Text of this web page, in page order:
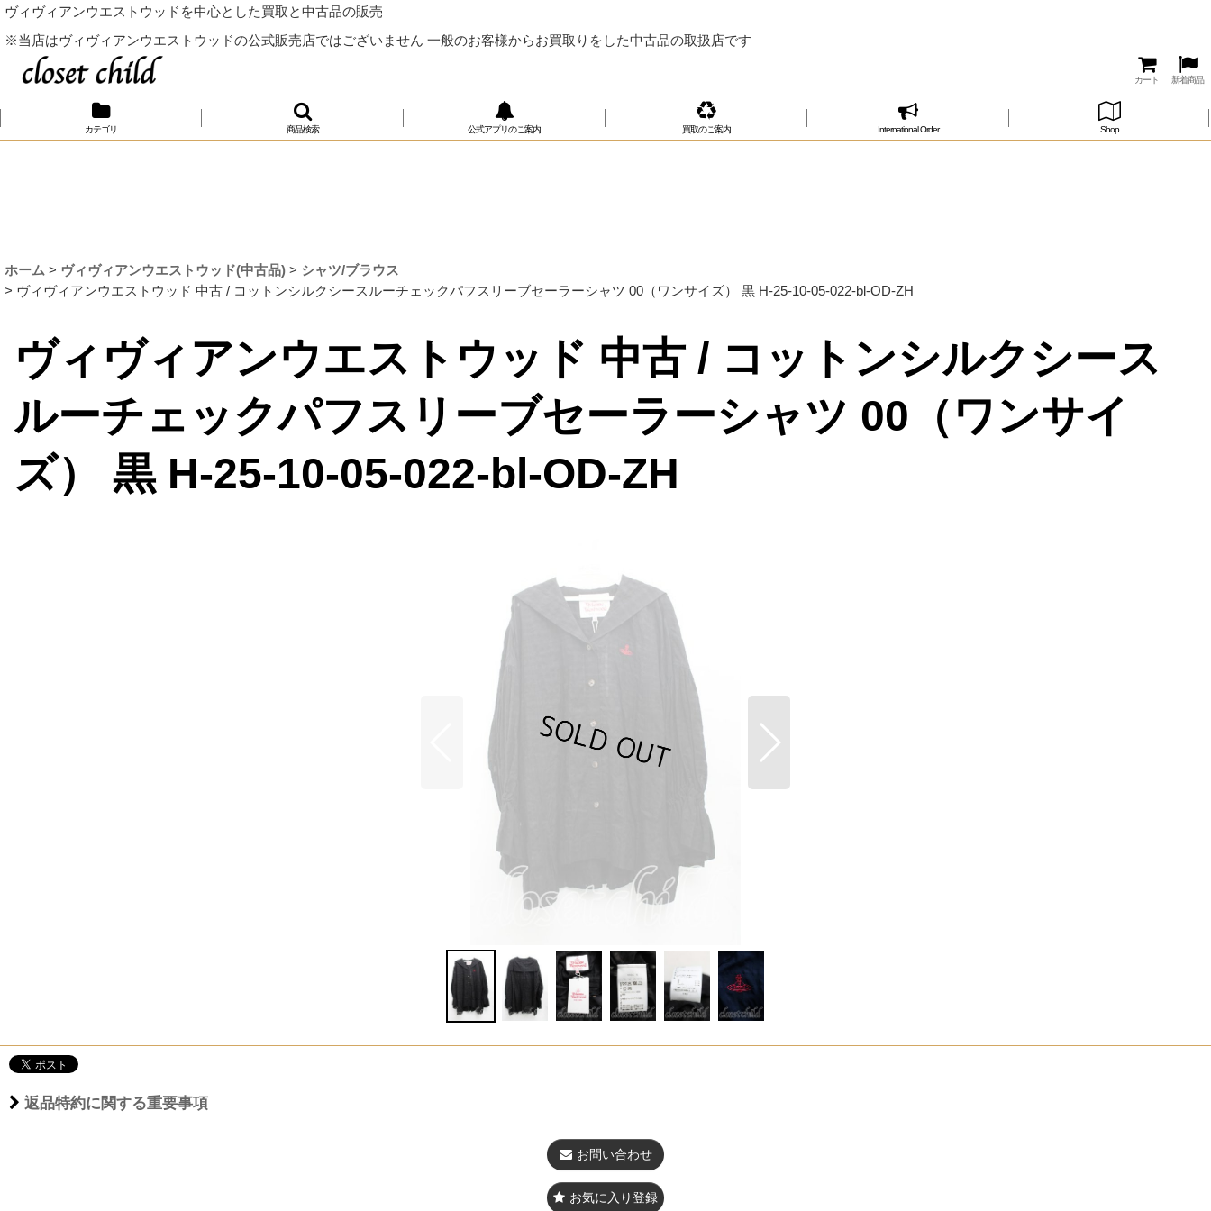
ヴィヴィアンウエストウッドを中心とした買取と中古品の販売
※当店はヴィヴィアンウエストウッドの公式販売店ではございません 一般のお客様からお買取りをした中古品の取扱店です
カート 新着商品
カテゴリ 商品検索 公式アプリのご案内 買取のご案内 International Order Shop
ホーム > ヴィヴィアンウエストウッド(中古品) > シャツ/ブラウス
> ヴィヴィアンウエストウッド 中古 / コットンシルクシースルーチェックパフスリーブセーラーシャツ 00（ワンサイズ） 黒 H-25-10-05-022-bl-OD-ZH
ヴィヴィアンウエストウッド 中古 / コットンシルクシース
ルーチェックパフスリーブセーラーシャツ 00（ワンサイ
ズ） 黒 H-25-10-05-022-bl-OD-ZH
返品特約に関する重要事項
お問い合わせ
お気に入り登録